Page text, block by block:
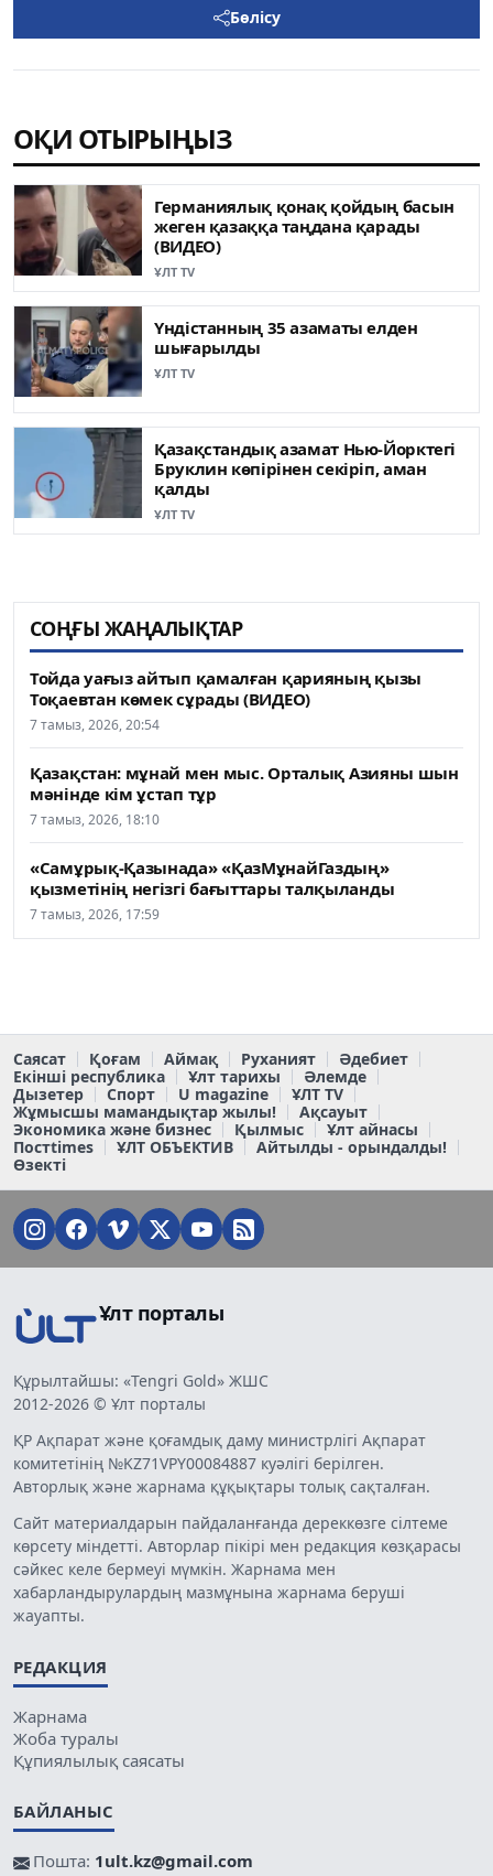
Бөлісу
ОҚИ ОТЫРЫҢЫЗ
Германиялық қонақ қойдың басын
жеген қазаққа таңдана қарады
(ВИДЕО)
ҰЛТ TV
Үндістанның 35 азаматы елден
шығарылды
ҰЛТ TV
Қазақстандық азамат Нью-Йорктегі
Бруклин көпірінен секіріп, аман
қалды
ҰЛТ TV
СОҢҒЫ ЖАҢАЛЫҚТАР
Тойда уағыз айтып қамалған қарияның қызы
Тоқаевтан көмек сұрады (ВИДЕО)
7 тамыз, 2026, 20:54
Қазақстан: мұнай мен мыс. Орталық Азияны шын
мәнінде кім ұстап тұр
7 тамыз, 2026, 18:10
«Самұрық-Қазынада» «ҚазМұнайГаздың»
қызметінің негізгі бағыттары талқыланды
7 тамыз, 2026, 17:59
Саясат Қоғам Аймақ Руханият
Әдебиет
Екінші республика
Ұлт тарихы
Әлемде
Дызетер
Спорт U magazine
ҰЛТ TV
Жұмысшы мамандықтар жылы!
Ақсауыт
Экономика және бизнес
Қылмыс
Ұлт айнасы
Постtimes
ҰЛТ ОБЪЕКТИВ
Айтылды - орындалды!
Өзекті
Ұлт порталы
Құрылтайшы: «Tengri Gold» ЖШС
2012-2026 © Ұлт порталы
ҚР Ақпарат және қоғамдық даму министрлігі Ақпарат
комитетінің №KZ71VPY00084887 куәлігі берілген.
Авторлық және жарнама құқықтары толық сақталған.
Сайт материалдарын пайдаланғанда дереккөзге сілтеме
көрсету міндетті. Авторлар пікірі мен редакция көзқарасы
сәйкес келе бермеуі мүмкін. Жарнама мен
хабарландырулардың мазмұнына жарнама беруші
жауапты.
РЕДАКЦИЯ
Жарнама
Жоба туралы
Құпиялылық саясаты
БАЙЛАНЫС
Пошта: 1ult.kz@gmail.com